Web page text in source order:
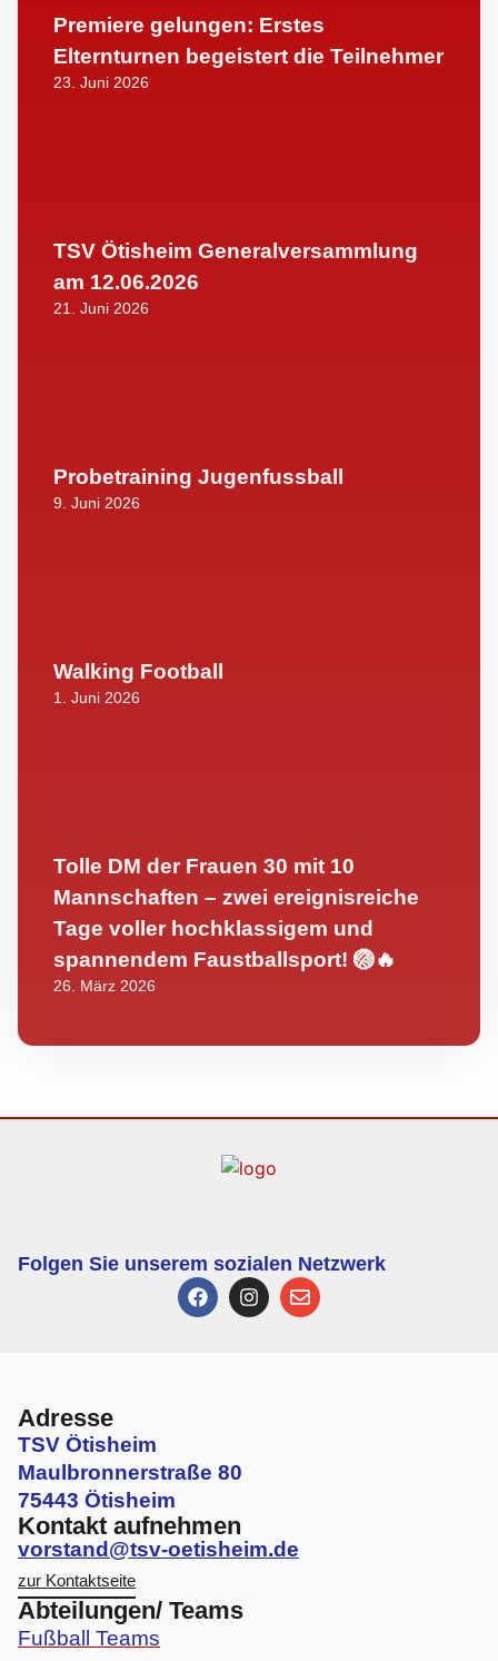
Premiere gelungen: Erstes
Elternturnen begeistert die Teilnehmer
23. Juni 2026
TSV Ötisheim Generalversammlung
am 12.06.2026
21. Juni 2026
Probetraining Jugenfussball
9. Juni 2026
Walking Football
1. Juni 2026
Tolle DM der Frauen 30 mit 10
Mannschaften – zwei ereignisreiche
Tage voller hochklassigem und
spannendem Faustballsport! 🏐🔥
26. März 2026
Folgen Sie unserem sozialen Netzwerk
Adresse
TSV Ötisheim
Maulbronnerstraße 80
75443 Ötisheim
Kontakt aufnehmen
vorstand@tsv-oetisheim.de
zur Kontaktseite
Abteilungen/ Teams
Fußball Teams